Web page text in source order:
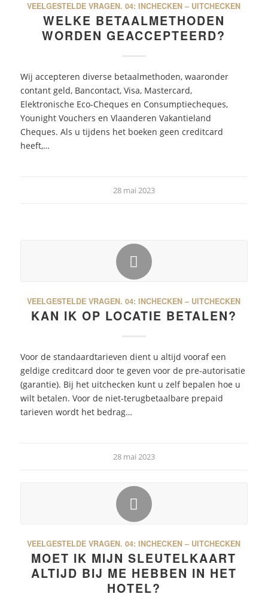
VEELGESTELDE VRAGEN. 04: INCHECKEN – UITCHECKEN
WELKE BETAALMETHODEN
WORDEN GEACCEPTEERD?
Wij accepteren diverse betaalmethoden, waaronder
contant geld, Bancontact, Visa, Mastercard,
Elektronische Eco-Cheques en Consumptiecheques,
Younight Vouchers en Vlaanderen Vakantieland
Cheques. Als u tijdens het boeken geen creditcard
heeft,…
28 mai 2023
VEELGESTELDE VRAGEN. 04: INCHECKEN – UITCHECKEN
KAN IK OP LOCATIE BETALEN?
Voor de standaardtarieven dient u altijd vooraf een
geldige creditcard door te geven voor de pre-autorisatie
(garantie). Bij het uitchecken kunt u zelf bepalen hoe u
wilt betalen. Voor de niet-terugbetaalbare prepaid
tarieven wordt het bedrag…
28 mai 2023
VEELGESTELDE VRAGEN. 04: INCHECKEN – UITCHECKEN
MOET IK MIJN SLEUTELKAART
ALTIJD BIJ ME HEBBEN IN HET
HOTEL?